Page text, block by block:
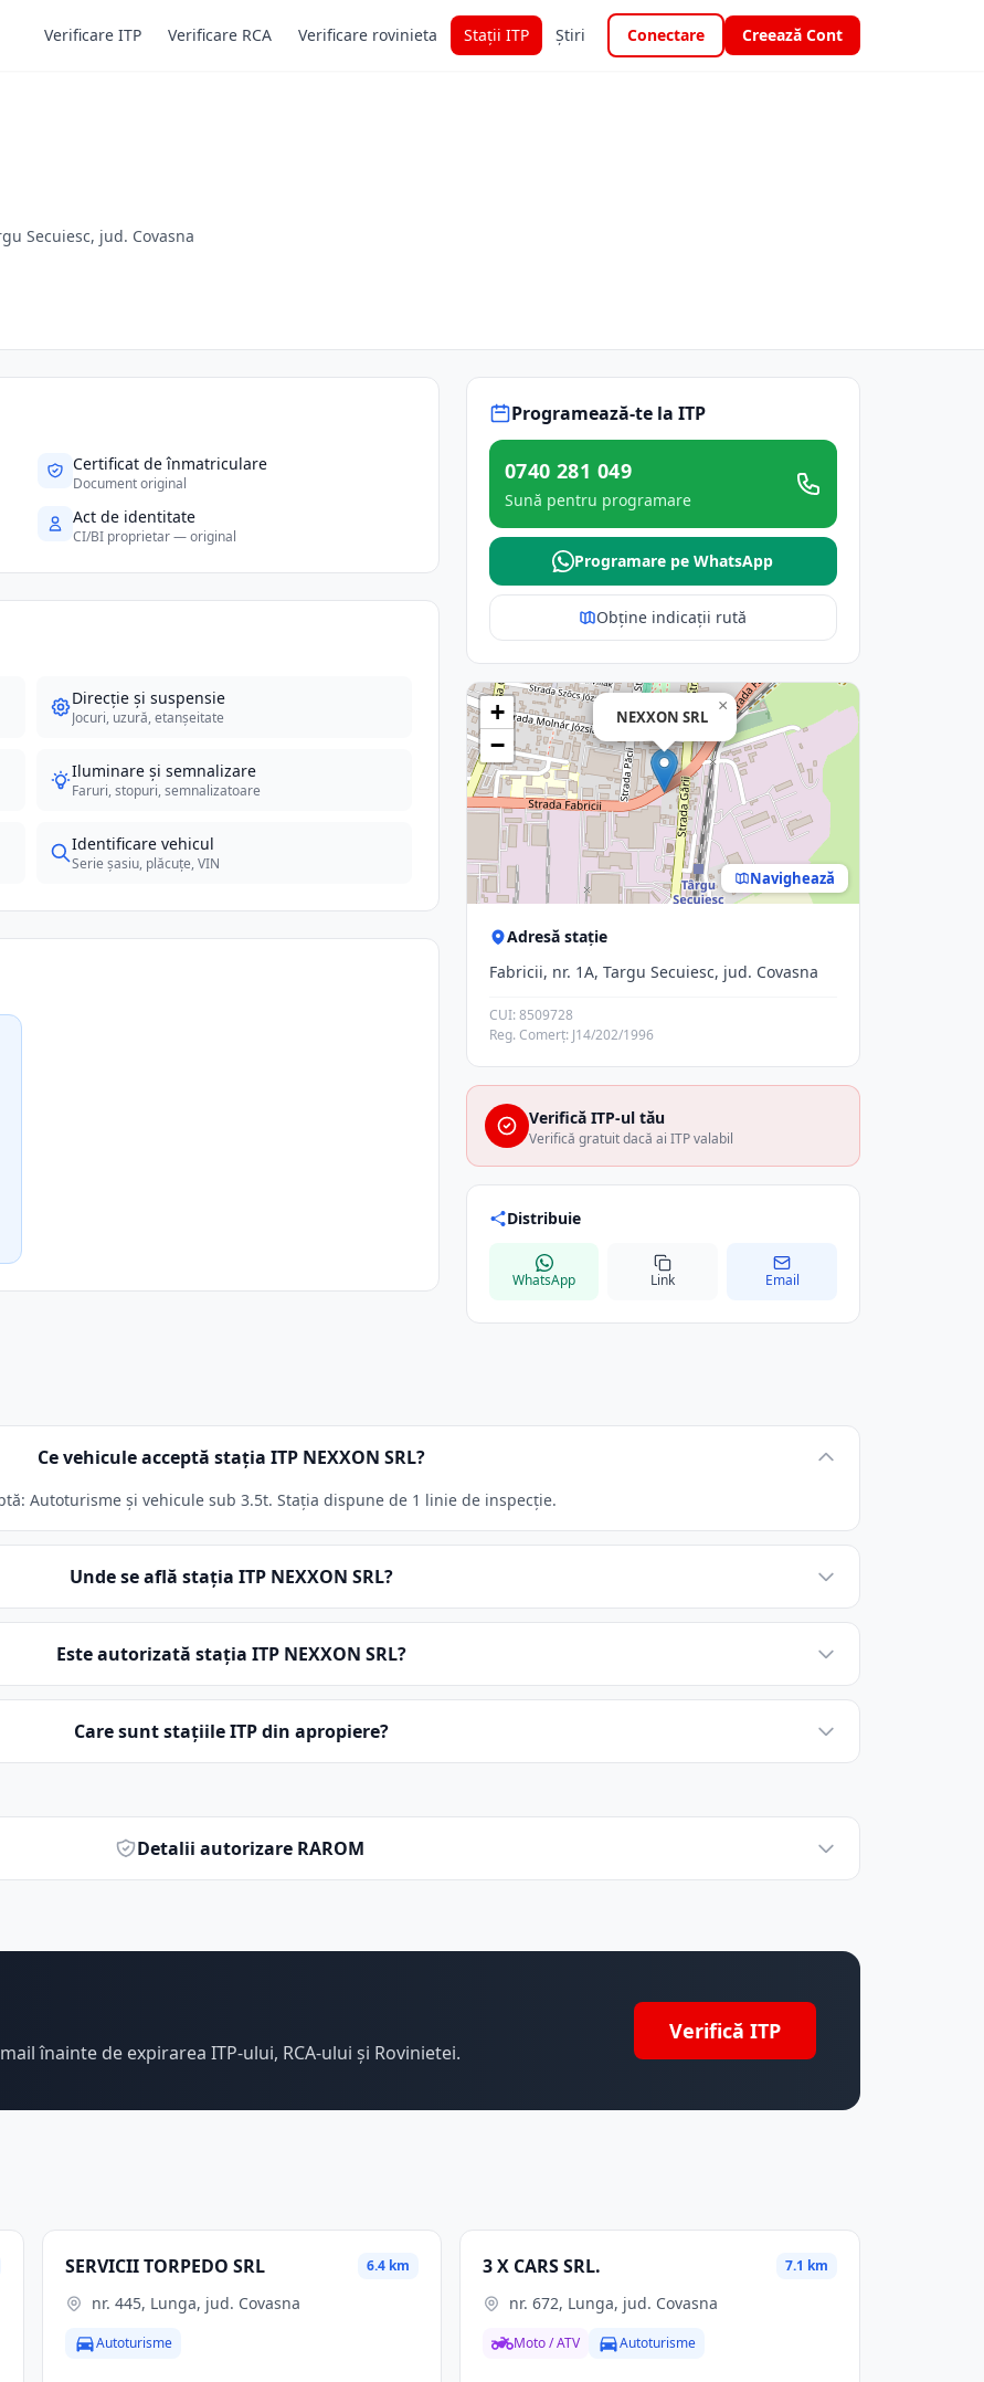
Verificare ITP Verificare RCA Verificare rovinieta Stații ITP Știri Conectare Creează Cont
Secuiesc, jud. Covasna
Certificat de înmatriculare
Document original
Act de identitate
CI/BI proprietar — original
Direcție și suspensie
Jocuri, uzură, etanșeitate
Iluminare și semnalizare
Faruri, stopuri, semnalizatoare
Identificare vehicul
Serie șasiu, plăcuțe, VIN
Programează-te la ITP
0740 281 049
Sună pentru programare
Programare pe WhatsApp
Obține indicații rută
NEXXON SRL
×
+
−
Navighează
Adresă stație
Fabricii, nr. 1A, Targu Secuiesc, jud. Covasna
CUI: 8509728
Reg. Comerț: J14/202/1996
Verifică ITP-ul tău
Verifică gratuit dacă ai ITP valabil
Distribuie
WhatsApp Link Email
Ce vehicule acceptă stația ITP NEXXON SRL?
Autoturisme și vehicule sub 3.5t. Stația dispune de 1 linie de inspecție.
Unde se află stația ITP NEXXON SRL?
Este autorizată stația ITP NEXXON SRL?
Care sunt stațiile ITP din apropiere?
Detalii autorizare RAROM
înainte de expirarea ITP-ului, RCA-ului și Rovinietei.
Verifică ITP
SERVICII TORPEDO SRL 6.4 km
nr. 445, Lunga, jud. Covasna
Autoturisme
3 X CARS SRL. 7.1 km
nr. 672, Lunga, jud. Covasna
Moto / ATV Autoturisme